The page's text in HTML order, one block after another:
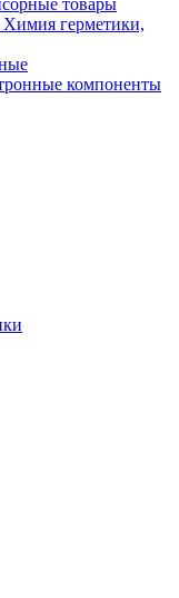
товары
Химия герметики,
компоненты